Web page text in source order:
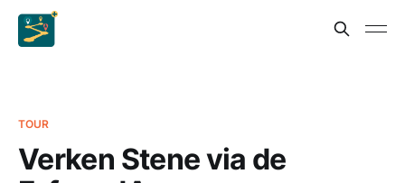
TOUR
Verken Stene via de